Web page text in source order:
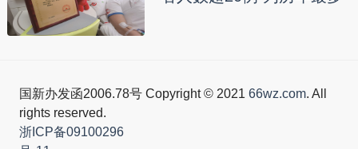
国新办发函2006.78号 Copyright © 2021 66wz.com. All
rights reserved.
浙ICP备09100296